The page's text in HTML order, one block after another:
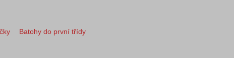
Batohy do první třídy